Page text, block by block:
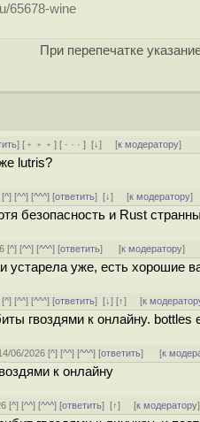
65678-wine
При перепечатке
] [ ﹢﹢﹢] [ · · ·][↓] [к модератору]
lutris?
[^] [^^] [^^^] [ответить][↓] [к модератору]
безопасность и Rust
[^] [^^] [^^^] [ответить] [к модератору]
устарела уже, есть хорошие
[^] [^^] [^^^] [ответить][↓] [↑] [к
гвоздями к онлайну.
06/2026 [^] [^^] [^^^] [ответить] [к
к онлайну
[^] [^^] [^^^] [ответить][↑] [к модератору]